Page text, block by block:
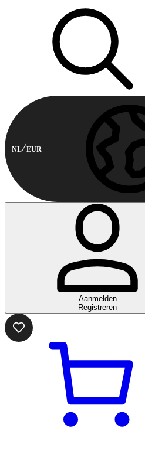
NL EUR
Aanmelden
Registreren